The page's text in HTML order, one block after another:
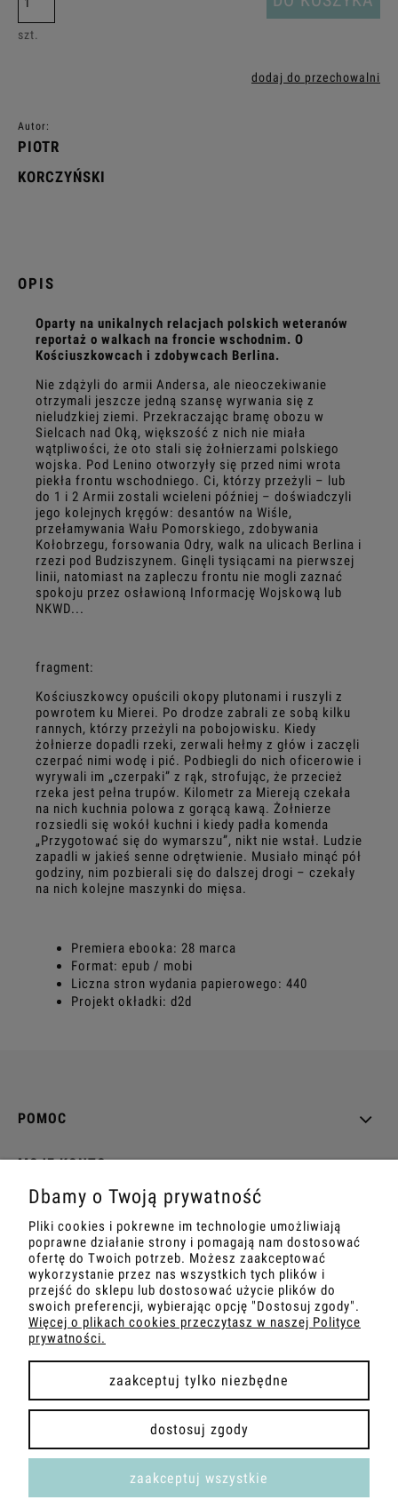
szt.
dodaj do przechowalni
Autor:
PIOTR
KORCZYŃSKI
OPIS
Oparty na unikalnych relacjach polskich weteranów
reportaż o walkach na froncie wschodnim. O
Kościuszkowcach i zdobywcach Berlina.
Nie zdążyli do armii Andersa, ale nieoczekiwanie
otrzymali jeszcze jedną szansę wyrwania się z
nieludzkiej ziemi. Przekraczając bramę obozu w
Sielcach nad Oką, większość z nich nie miała
wątpliwości, że oto stali się żołnierzami polskiego
wojska. Pod Lenino otworzyły się przed nimi wrota
piekła frontu wschodniego. Ci, którzy przeżyli – lub
do 1 i 2 Armii zostali wcieleni później – doświadczyli
jego kolejnych kręgów: desantów na Wiśle,
przełamywania Wału Pomorskiego, zdobywania
Kołobrzegu, forsowania Odry, walk na ulicach Berlina i
rzezi pod Budziszynem. Ginęli tysiącami na pierwszej
linii, natomiast na zapleczu frontu nie mogli zaznać
spokoju przez osławioną Informację Wojskową lub
NKWD...
fragment:
Kościuszkowcy opuścili okopy plutonami i ruszyli z
powrotem ku Mierei. Po drodze zabrali ze sobą kilku
rannych, którzy przeżyli na pobojowisku. Kiedy
żołnierze dopadli rzeki, zerwali hełmy z głów i zaczęli
czerpać nimi wodę i pić. Podbiegli do nich oficerowie i
wyrywali im „czerpaki” z rąk, strofując, że przecież
rzeka jest pełna trupów. Kilometr za Miereją czekała
na nich kuchnia polowa z gorącą kawą. Żołnierze
rozsiedli się wokół kuchni i kiedy padła komenda
„Przygotować się do wymarszu”, nikt nie wstał. Ludzie
zapadli w jakieś senne odrętwienie. Musiało minąć pół
godziny, nim pozbierali się do dalszej drogi – czekały
na nich kolejne maszynki do mięsa.
Premiera ebooka: 28 marca
Format: epub / mobi
Liczna stron wydania papierowego: 440
Projekt okładki: d2d
POMOC
MOJE KONTO
PŁATNOŚCI I DOSTAWA
INFORMACJE
O NAS
pokaż pełną wersję strony
Sklep internetowy Shoper.pl
Dbamy o Twoją prywatność
Pliki cookies i pokrewne im technologie umożliwiają
poprawne działanie strony i pomagają nam dostosować
ofertę do Twoich potrzeb. Możesz zaakceptować
wykorzystanie przez nas wszystkich tych plików i
przejść do sklepu lub dostosować użycie plików do
swoich preferencji, wybierając opcję "Dostosuj zgody".
Więcej o plikach cookies przeczytasz w naszej Polityce
prywatności.
zaakceptuj tylko niezbędne
dostosuj zgody
zaakceptuj wszystkie